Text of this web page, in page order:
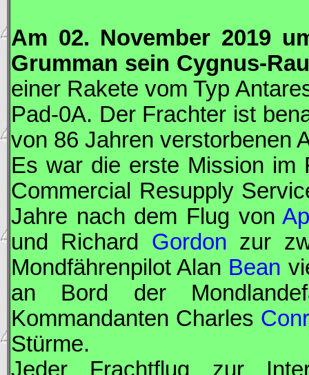
Am 02. November 2019
Grumman sein Cygnus-
einer Rakete vom Typ
Pad-0A. Der Frachter ist
von 86 Jahren verstorbenen
Es war die erste Mission im
Commercial Resupply
Jahre nach dem Flug von
und Richard Gordon zur
Mondfährenpilot Alan Bean
an Bord der
Kommandanten Charles
Stürme.
Jeder Frachtflug zur